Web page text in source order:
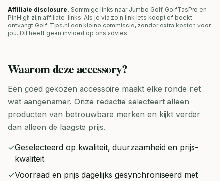
Affiliate disclosure. Sommige links naar Jumbo Golf, GolfTasPro en
PinHigh zijn affiliate-links. Als je via zo'n link iets koopt of boekt
ontvangt Golf-Tips.nl een kleine commissie, zonder extra kosten voor
jou. Dit heeft geen invloed op ons advies.
Waarom dezeaccessory?
Een goed gekozen accessoire maakt elke ronde net
wat aangenamer. Onze redactie selecteert alleen
producten van betrouwbare merken en kijkt verder
dan alleen de laagste prijs.
✓Geselecteerd op kwaliteit, duurzaamheid en prijs-
kwaliteit
✓Voorraad en prijs dagelijks gesynchroniseerd met